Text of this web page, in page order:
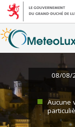
08/08/
Aucune